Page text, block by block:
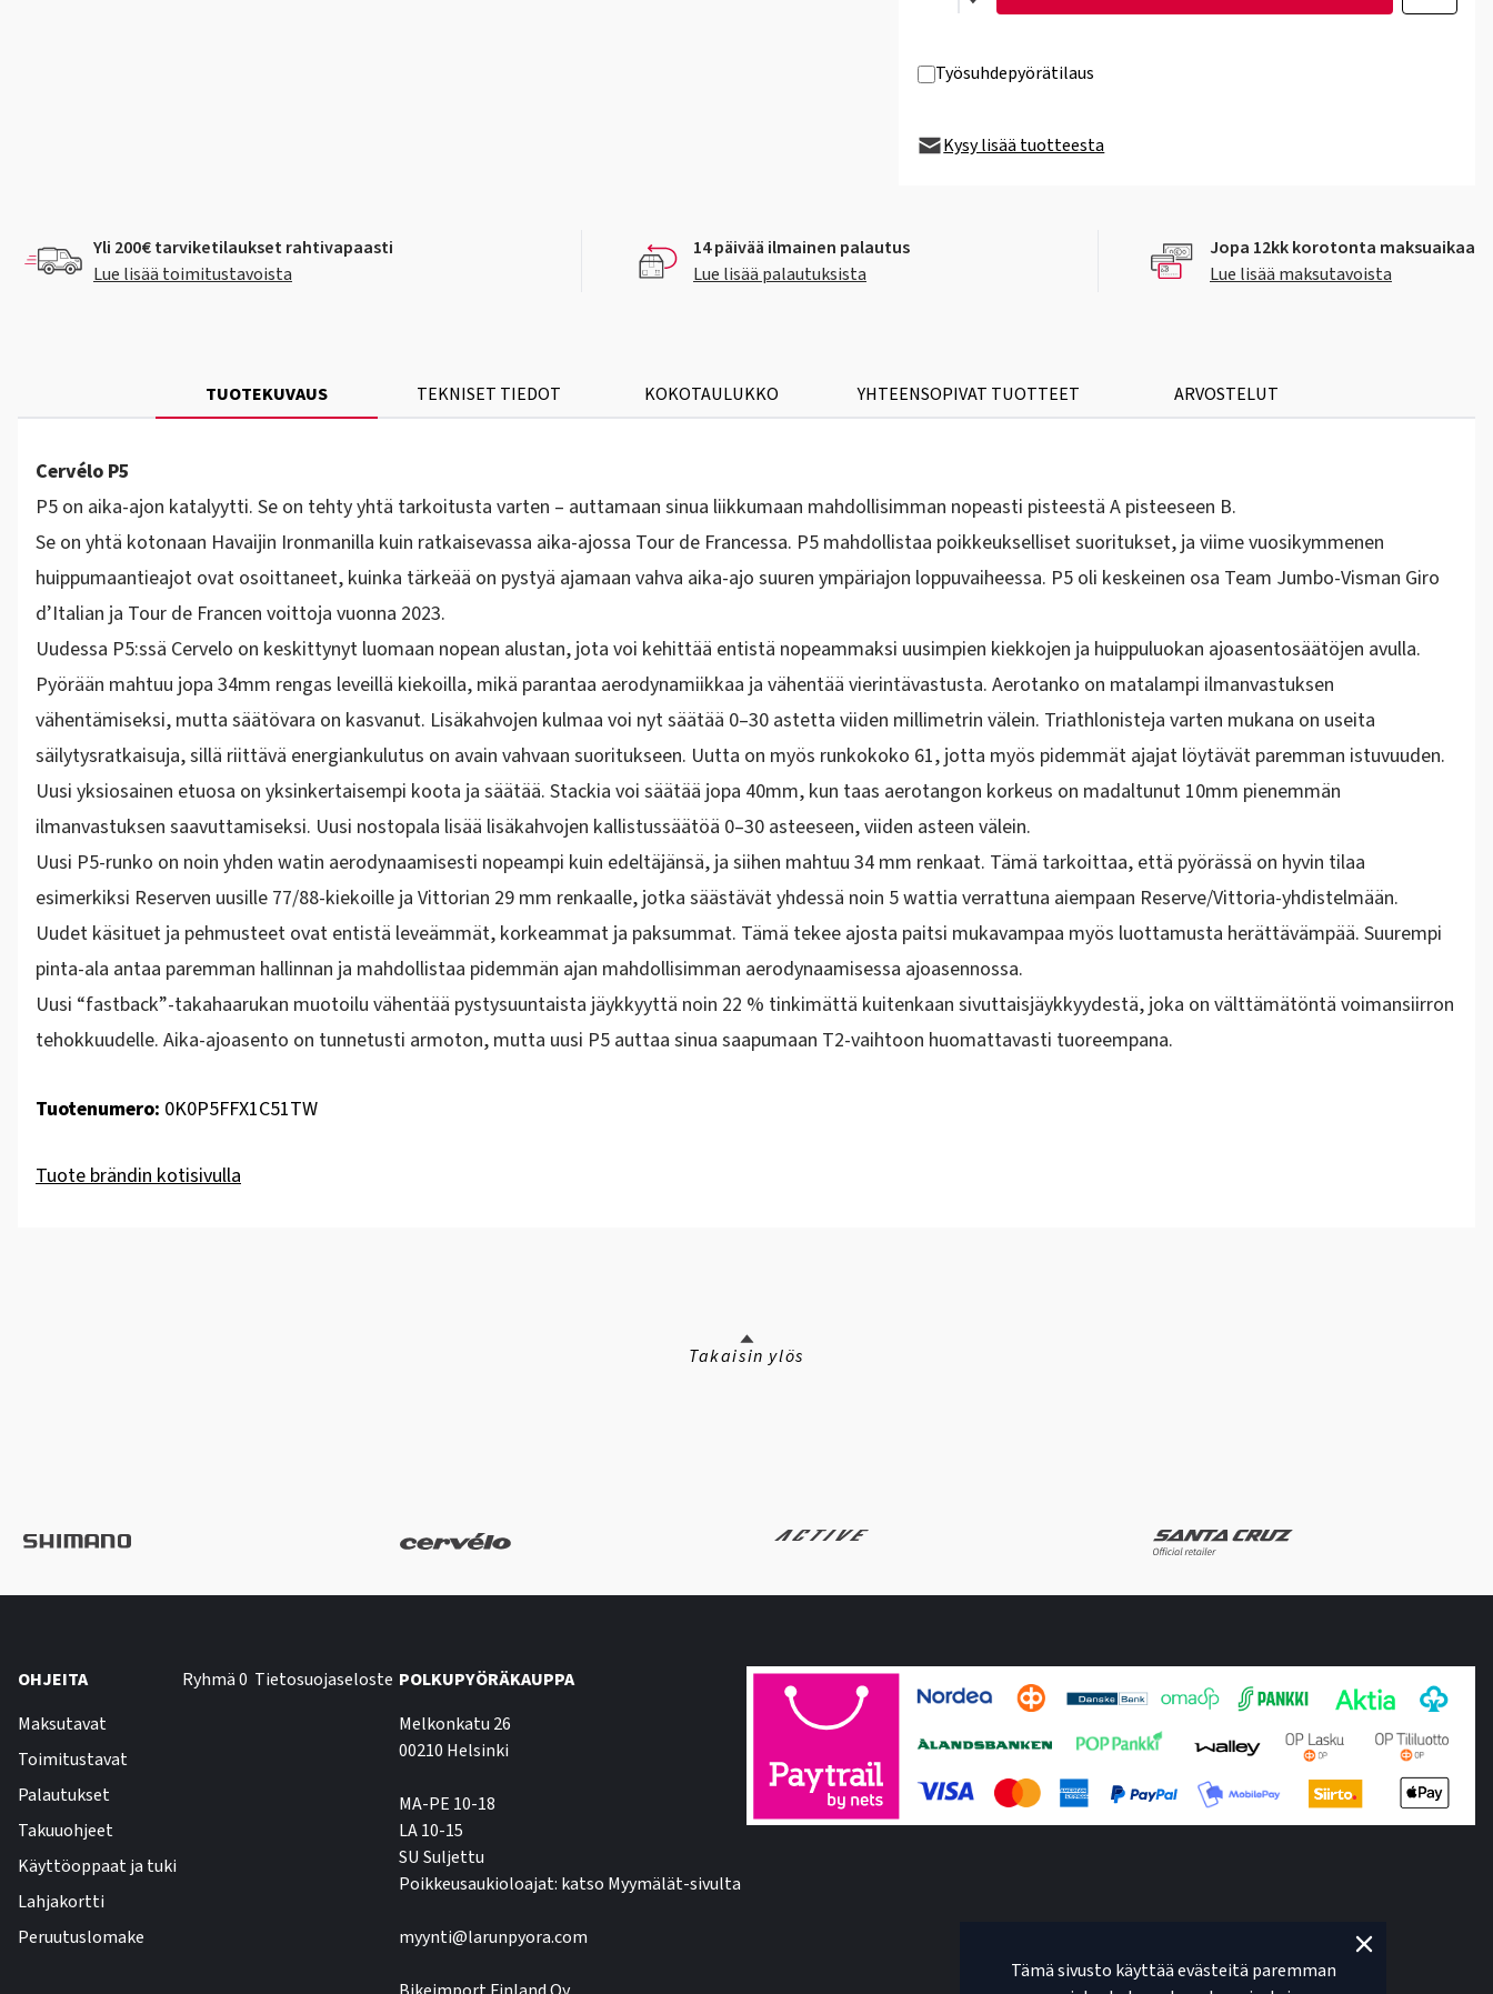
Työsuhdepyörätilaus
Kysy lisää tuotteesta
Yli 200€ tarviketilaukset rahtivapaasti
Lue lisää toimitustavoista
14 päivää ilmainen palautus
Lue lisää palautuksista
Jopa 12kk korotonta maksuaikaa
Lue lisää maksutavoista
TUOTEKUVAUS TEKNISET TIEDOT KOKOTAULUKKO YHTEENSOPIVAT TUOTTEET ARVOSTELUT
Cervélo P5
P5 on aika-ajon katalyytti. Se on tehty yhtä tarkoitusta varten – auttamaan sinua liikkumaan mahdollisimman nopeasti pisteestä A pisteeseen B.
Se on yhtä kotonaan Havaijin Ironmanilla kuin ratkaisevassa aika-ajossa Tour de Francessa. P5 mahdollistaa poikkeukselliset suoritukset, ja viime vuosikymmenen
huippumaantieajot ovat osoittaneet, kuinka tärkeää on pystyä ajamaan vahva aika-ajo suuren ympäriajon loppuvaiheessa. P5 oli keskeinen osa Team Jumbo-Visman Giro
d’Italian ja Tour de Francen voittoja vuonna 2023.
Uudessa P5:ssä Cervelo on keskittynyt luomaan nopean alustan, jota voi kehittää entistä nopeammaksi uusimpien kiekkojen ja huippuluokan ajoasentosäätöjen avulla.
Pyörään mahtuu jopa 34mm rengas leveillä kiekoilla, mikä parantaa aerodynamiikkaa ja vähentää vierintävastusta. Aerotanko on matalampi ilmanvastuksen
vähentämiseksi, mutta säätövara on kasvanut. Lisäkahvojen kulmaa voi nyt säätää 0–30 astetta viiden millimetrin välein. Triathlonisteja varten mukana on useita
säilytysratkaisuja, sillä riittävä energiankulutus on avain vahvaan suoritukseen. Uutta on myös runkokoko 61, jotta myös pidemmät ajajat löytävät paremman istuvuuden.
Uusi yksiosainen etuosa on yksinkertaisempi koota ja säätää. Stackia voi säätää jopa 40mm, kun taas aerotangon korkeus on madaltunut 10mm pienemmän
ilmanvastuksen saavuttamiseksi. Uusi nostopala lisää lisäkahvojen kallistussäätöä 0–30 asteeseen, viiden asteen välein.
Uusi P5-runko on noin yhden watin aerodynaamisesti nopeampi kuin edeltäjänsä, ja siihen mahtuu 34 mm renkaat. Tämä tarkoittaa, että pyörässä on hyvin tilaa
esimerkiksi Reserven uusille 77/88-kiekoille ja Vittorian 29 mm renkaalle, jotka säästävät yhdessä noin 5 wattia verrattuna aiempaan Reserve/Vittoria-yhdistelmään.
Uudet käsituet ja pehmusteet ovat entistä leveämmät, korkeammat ja paksummat. Tämä tekee ajosta paitsi mukavampaa myös luottamusta herättävämpää. Suurempi
pinta-ala antaa paremman hallinnan ja mahdollistaa pidemmän ajan mahdollisimman aerodynaamisessa ajoasennossa.
Uusi “fastback”-takahaarukan muotoilu vähentää pystysuuntaista jäykkyyttä noin 22 % tinkimättä kuitenkaan sivuttaisjäykkyydestä, joka on välttämätöntä voimansiirron
tehokkuudelle. Aika-ajoasento on tunnetusti armoton, mutta uusi P5 auttaa sinua saapumaan T2-vaihtoon huomattavasti tuoreempana.
Tuotenumero: 0K0P5FFX1C51TW
Tuote brändin kotisivulla
Takaisin ylös
OHJEITA
Maksutavat
Toimitustavat
Palautukset
Takuuohjeet
Käyttöoppaat ja tuki
Lahjakortti
Peruutuslomake
Ryhmä 0 Tietosuojaseloste POLKUPYÖRÄKAUPPA
Melkonkatu 26
00210 Helsinki
MA-PE 10-18
LA 10-15
SU Suljettu
Poikkeusaukioloajat: katso Myymälät-sivulta
myynti@larunpyora.com
Tämä sivusto käyttää evästeitä paremman